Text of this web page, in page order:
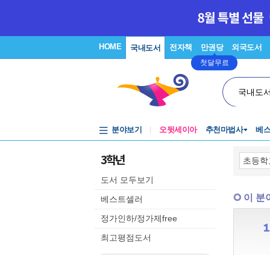
HOME 국내도서 전자책 만권당
첫달무료
외국도서
국내도
분야보기 오뒷세이아 추천마법사 베
3학년
도서 모두보기
베스트셀러
정가인하/정가제free
최고평점도서
이 분